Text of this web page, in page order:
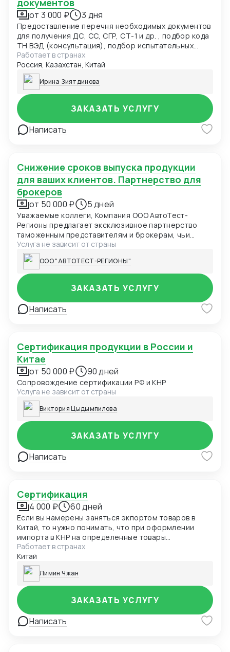
документов
от 3 000 ₽ 3 дня
Предоставление перечня необходимых документов
для получения ДС, СС, СГР, СТ-1 и др. , подбор кода
ТН ВЭД (консультация), подбор испытательных
лабораторий, подача заявки в центр сертификации.
Разработка нормативно-технической
документации: ТУ, ПС, РЭ, ОБ и др. для получения
ДС, СС, СГР и т.д.(от 5000руб)
Работает в странах
Россия, Казахстан, Китай
Ирина Зиятдинова
Написать
ЗАКАЗАТЬ УСЛУГУ
Снижение сроков выпуска продукции
для ваших клиентов. Партнерство для
брокеров
от 50 000 ₽ 5 дней
Уважаемые коллеги, Компания ООО АвтоТест-
Регионы предлагает эксклюзивное партнерство
таможенным представителям и брокерам, чьи
клиенты сталкиваются с задержками из-за
оформления сертификатов ТР ТС. Мы
специализируемся на ускоренном получении
сертификатов соответствия: Казахстан Киргизия
Россия Передавайте нам запросы ваших клиентов
на сертификацию, а мы обеспечим быстрое
решение их задачи. Вы получаете 15-20% от нашей
маржи за каждого привлеченного клиента,
Услуга не зависит от страны
ООО "АВТОТЕСТ-РЕГИОНЫ"
Написать
ЗАКАЗАТЬ УСЛУГУ
Сертификация продукции в России и
Китае
от 50 000 ₽ 90 дней
Сопровождение сертификации РФ и КНР
Услуга не зависит от страны
Виктория Цыдымпилова
Написать
ЗАКАЗАТЬ УСЛУГУ
Сертификация
4 000 ₽ 60 дней
Если вы намерены заняться экпортом товаров в
Китай, то нужно понимать, что при оформлении
импорта в КНР на определенные товары
необходима сертификация происхождения в
соответствии с требованиями Главного
государственного управления Китая по надзору за
качеством, инспекции и карантину, а при импорте
продуктов питания необходимо пройти
обязательную процедуру сертификации этикетки и
упаковки, которая займет несколько месяцев.
Работает в странах
Китай
Лимин Чжан
Написать
ЗАКАЗАТЬ УСЛУГУ